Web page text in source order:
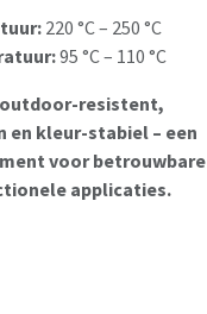
220 °C – 250 °C
95 °C – 110 °C
resistent,
en kleur-stabiel – een
voor betrouwbare
applicaties.